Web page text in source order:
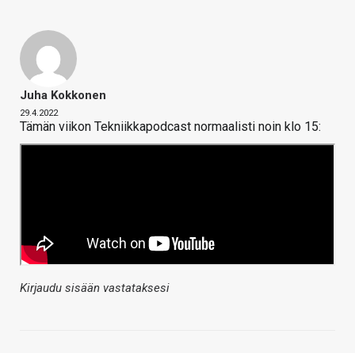
Juha Kokkonen
29.4.2022
Tämän viikon Tekniikkapodcast normaalisti noin klo 15:
Kirjaudu sisään vastataksesi